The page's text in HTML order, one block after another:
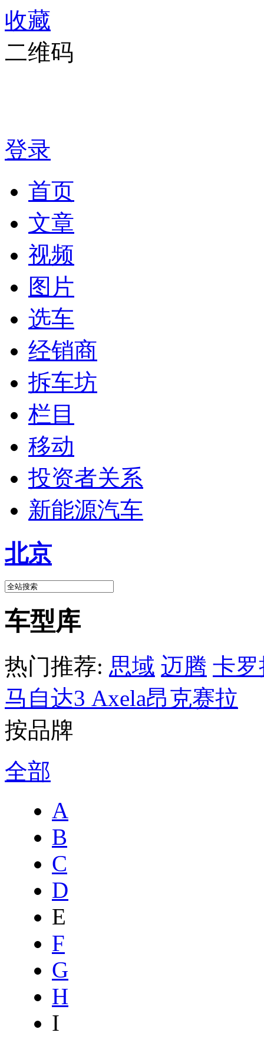
收藏
二维码
登录
首页
文章
视频
图片
选车
经销商
拆车坊
栏目
移动
投资者关系
新能源汽车
北京
车型库
热门推荐: 思域 迈腾 卡罗
马自达3 Axela昂克赛拉
按品牌
全部
A
B
C
D
E
F
G
H
I